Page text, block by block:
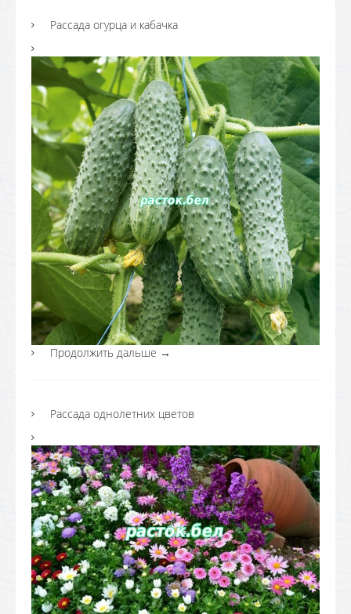
Рассада огурца и кабачка
Продолжить дальше →
Рассада однолетних цветов